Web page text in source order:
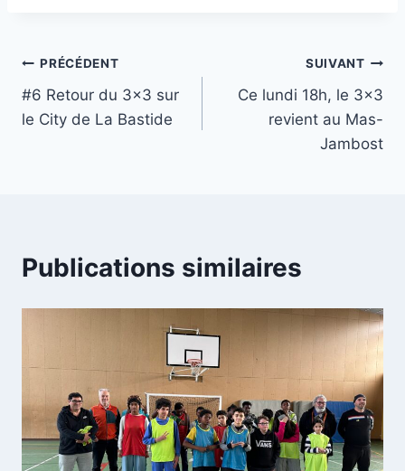
Navigation
de
PRÉCÉDENT
#6 Retour du 3×3 sur
le City de La Bastide
SUIVANT
Ce lundi 18h, le 3×3
revient au Mas-
Jambost
Publications similaires